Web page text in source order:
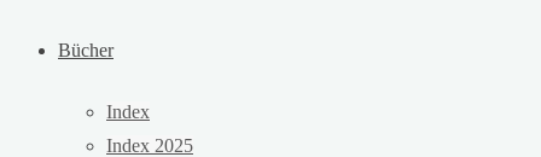
Bücher
Index
Index 2025